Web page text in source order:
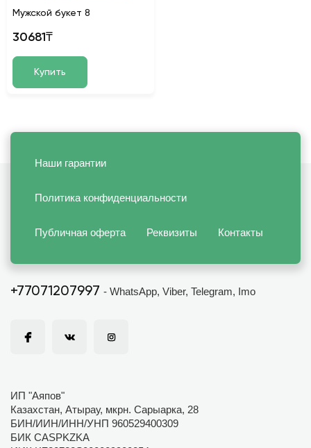
Мужской букет 8
30681₸
Купить
Наши гарантии
Политика конфиденциальности
Публичная оферта Реквизиты Контакты
+77071207997 - WhatsApp, Viber, Telegram, Imo
ИП "Аяпов"
Казахстан, Атырау, мкрн. Сарыарка, 28
БИН/ИИН/ИНН/УНП 960529400309
БИК CASPKZKA